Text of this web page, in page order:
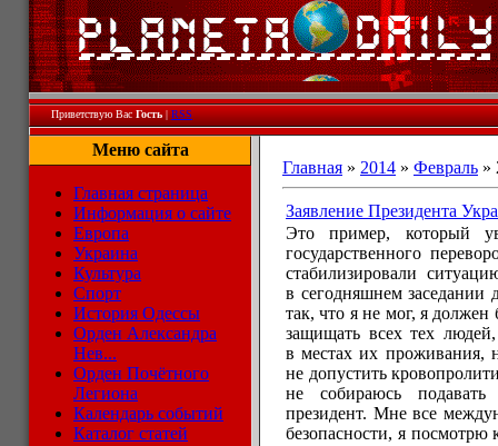
Приветствую Вас Гость|RSS
Меню сайта
Главная страница
Информация о сайте
Европа
Украина
Культура
Спорт
История Одессы
Орден Александра
Нев...
Орден Почётного
Легиона
Календарь событий
Каталог статей
Главная » 2014 » Февраль »
Заявление Президента
Это пример, который
государственного
стабилизировали
в сегодняшнем заседании
так, что я не мог, я
защищать всех тех
в местах их проживания,
не допустить
не собираюсь
президент. Мне все
безопасности, я посмотрю